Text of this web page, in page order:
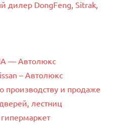
дилер DongFeng, Sitrak,
— Автолюкс
– Автолюкс
производству и продаже
лестниц